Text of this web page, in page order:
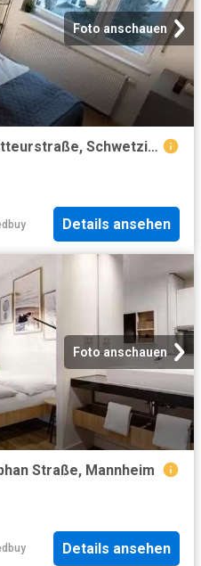
Foto anschauen
1 Zimmer Wohnung in Traitteurstraße, Schwetzingerstadt
Details ansehen
Foto anschauen
Straße, Mannheim
Details ansehen